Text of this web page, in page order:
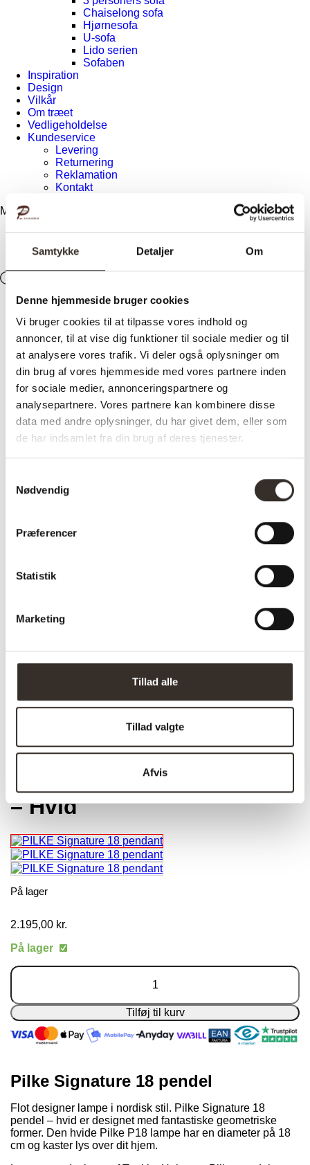
Samtykke Detaljer Om
Denne hjemmeside bruger cookies
Vi bruger cookies til at tilpasse vores indhold og
annoncer, til at vise dig funktioner til sociale medier og til
at analysere vores trafik. Vi deler også oplysninger om
din brug af vores hjemmeside med vores partnere inden
for sociale medier, annonceringspartnere og
analysepartnere. Vores partnere kan kombinere disse
data med andre oplysninger, du har givet dem, eller som
de har indsamlet fra din brug af deres tjenester.
Nødvendig
Præferencer
Statistik
Marketing
Tillad alle
Tillad valgte
Afvis
Chaiselong sofa
Hjørnesofa
U-sofa
Lido serien
Sofaben
Inspiration
Design
Vilkår
Om træet
Vedligeholdelse
Kundeservice
Levering
Returnering
Reklamation
Kontakt
Menu
Pilke Signature 18 pendel
– Hvid
På lager
2.195,00 kr.
På lager
Pilke
18
pendel
-
Hvid
Tilføj til kurv
Pilke Signature 18 pendel
Flot designer lampe i nordisk stil. Pilke Signature 18
pendel – hvid er designet med fantastiske geometriske
former. Den hvide Pilke P18 lampe har en diameter på 18
cm og kaster lys over dit hjem.